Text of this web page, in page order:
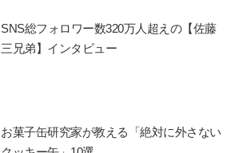
SNS総フォロワー数320万人超えの【佐藤
三兄弟】インタビュー
お菓子缶研究家が教える「絶対に外さない